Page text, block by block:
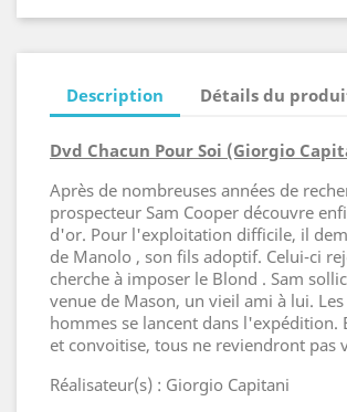
Description Détails du
Dvd Chacun Pour Soi (Giorgio
Après de nombreuses années de
prospecteur Sam Cooper découvre
d'or. Pour l'exploitation difficile, il
de Manolo , son fils adoptif. Celui-ci
cherche à imposer le Blond . Sam
venue de Mason, un vieil ami à lui.
hommes se lancent dans l'expédition.
et convoitise, tous ne reviendront pas
Réalisateur(s) : Giorgio Capitani